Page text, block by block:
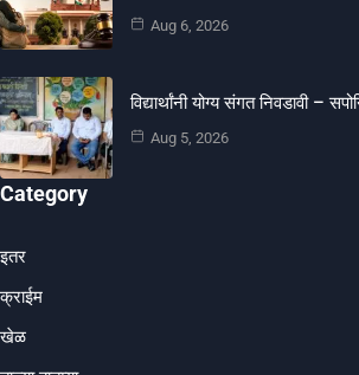
Aug 6, 2026
विद्यार्थांनी योग्य संगत निवडावी –
Aug 5, 2026
Category
इतर
क्राईम
खेळ